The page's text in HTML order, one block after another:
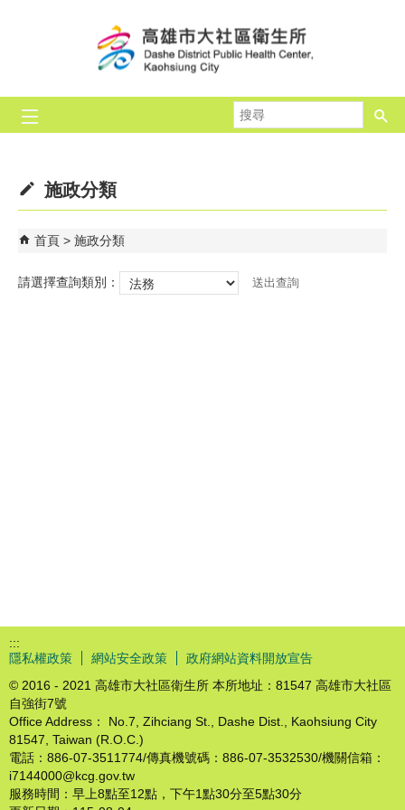
尋
施政分類
首頁 施政分類
請選擇查詢類別：
:::
隱私權政策
網站安全政策
政府網站資料開放宣告
© 2016 - 2021 高雄市大社區衛生所 本所地址：81547 高雄市大社區
自強街7號
Office Address： No.7, Zihciang St., Dashe Dist., Kaohsiung City
81547, Taiwan (R.O.C.)
電話：886-07-3511774/傳真機號碼：886-07-3532530/機關信箱：
i7144000@kcg.gov.tw
服務時間：早上8點至12點，下午1點30分至5點30分